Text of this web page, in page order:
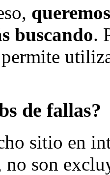
buscando.
de fallas?
sitio en
no son